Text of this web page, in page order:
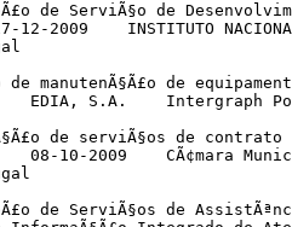
de ServiÃ§o de
2009    INSTITUTO NACIONAL
manutenÃ§Ã£o de
EDIA, S.A.    Intergraph
de serviÃ§os de contrato
08-10-2009    CÃ¢mara
de ServiÃ§os de